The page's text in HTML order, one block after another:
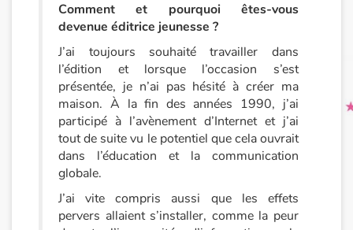
Les animaux
Voyage, épopée, enquête, aventure
Autour du monde
Apprentissage
Art, espace, activité
Comment et pourquoi êtes-vous
devenue éditrice jeunesse ?
J’ai toujours souhaité travailler dans
l’édition et lorsque l’occasion s’est
présentée, je n’ai pas hésité à créer ma
maison. À la fin des années 1990, j’ai
participé à l’avènement d’Internet et j’ai
tout de suite vu le potentiel que cela ouvrait
dans l’éducation et la communication
globale.
J’ai vite compris aussi que les effets
pervers allaient s’installer, comme la peur